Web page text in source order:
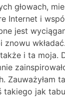
głowach,
Internet i
jest
znowu
i ta moja.
Zauważyłam
takiego jak